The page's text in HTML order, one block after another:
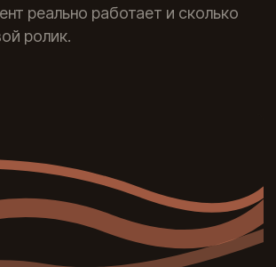
реально работает и сколько
ролик.